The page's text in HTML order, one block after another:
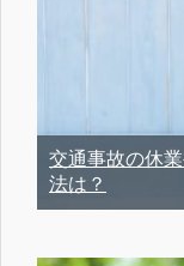
交通事故の休
法は？